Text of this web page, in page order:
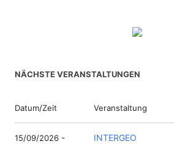
NÄCHSTE VERANSTALTUNGEN
Datum/Zeit Veranstaltung
15/09/2026 -
INTERGEO